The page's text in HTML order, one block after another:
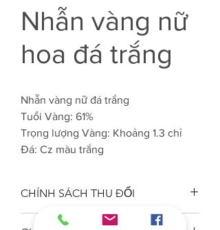
Nhẫn vàng nữ
hoa đá trắng
Nhẫn vàng nữ đá trắng
Tuổi Vàng: 61%
Trọng lượng Vàng: Khoảng 1.3 chỉ
Đá: Cz màu trắng
CHÍNH SÁCH THU ĐỔI
Công ty VJC 610 đảm bảo chất